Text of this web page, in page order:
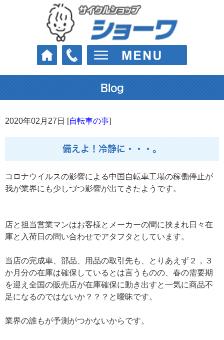
Blog
2020年02月27日 [自転車の事]
備えよ！冷静に・・・。
コロナウイルスの影響による中国自転車工場の稼働停止が
我が業界にも少しづつ影響が出てきたようです。
店と担当営業マンはお客様とメーカーの間に挟まれ日々在
庫と入荷日の問い合わせでアタフタとしています。
当店の完成車、部品、用品の取引先も、とりあえず２，３
か月分の在庫は確保しているとは言うものの、春の需要期
を迎え全国の販売店が在庫確保に動き出すと一気に商品不
足になるのではないか？？？と曖昧です。
業界の誰もが予測がつかないからです。